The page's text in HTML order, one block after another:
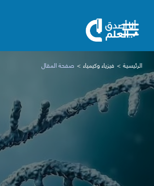
الرئيسية فيزياء وكيمياء صفحة المقال